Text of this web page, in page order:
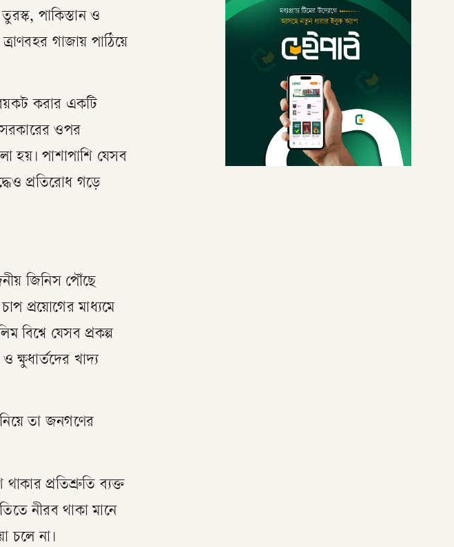
পাকিস্তান ও
গাজায় পাঠিয়ে
বয়কট করার একটি
ওপর
হয়। পাশাপাশি যেসব
প্রতিরোধ গড়ে
জিনিস পৌঁছে
প্রয়োগের মাধ্যমে
বিশ্বে যেসব প্রকল্প
খাদ্য
তা জনগণের
প্রতিশ্রুতি ব্যক্ত
নীরব থাকা মানে
চলে না।